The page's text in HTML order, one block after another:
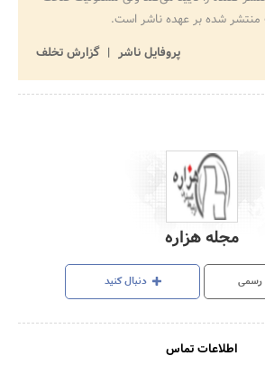
شده بر عهده ناشر است.
پروفایل ناشر
گزارش تخلف
مجله هزاره
دنبال کنید
اطلاعات تماس